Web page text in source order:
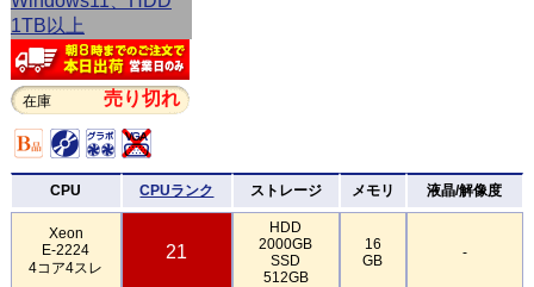
在庫 売り切れ
CPU CPUランク ストレージ メモリ 液晶/解像度
Xeon
E-2224
4コア4スレ
21
HDD
2000GB
SSD
512GB
16
GB
-